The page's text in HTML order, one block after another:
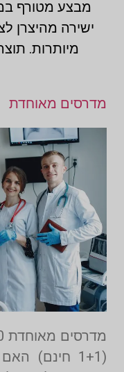
מבצע מטורף
ישירה מהיצרן
מיותרות.
מדרסים מאוחדת
(1+1